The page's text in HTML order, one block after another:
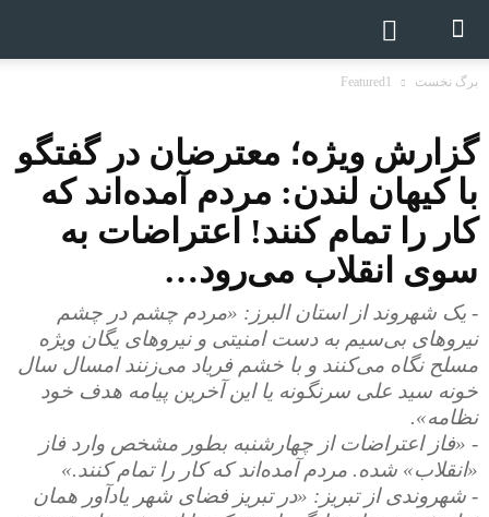
برگ نخست Featured1
گزارش ویژه؛ معترضان در گفتگو
با کیهان لندن: مردم آمده‌اند که
کار را تمام کنند! اعتراضات به
سوی انقلاب می‌رود…
- یک شهروند از استان البرز: «مردم چشم در چشم
نیروهای بی‌سیم به دست امنیتی و نیروهای یگان ویژه
مسلح نگاه می‌کنند و با خشم فریاد می‌زنند امسال سال
خونه سید علی سرنگونه یا این آخرین پیامه هدف خود
نظامه».
- «فاز اعتراضات از چهارشنبه بطور مشخص وارد فاز
«انقلاب» شده. مردم آمده‌اند که کار را تمام کنند.»
- شهروندی از تبریز: «در تبریز فضای شهر یادآور همان